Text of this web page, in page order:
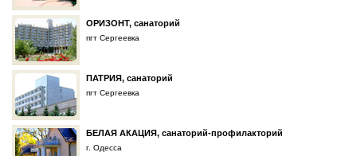
ОРИЗОНТ, санаторий
пгт Сергеевка
ПАТРИЯ, санаторий
пгт Сергеевка
БЕЛАЯ АКАЦИЯ, санаторий-профилакторий
г. Одесса